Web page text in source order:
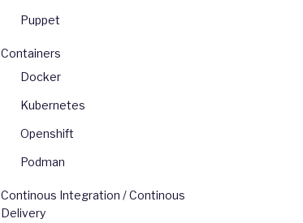
Puppet
Containers
Docker
Kubernetes
Openshift
Podman
Continous Integration / Continous
Delivery